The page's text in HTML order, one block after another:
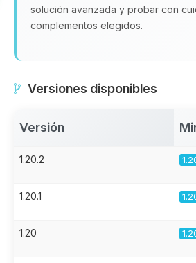
solución avanzada y probar con
complementos elegidos.
Versiones disponibles
Versión
1.20.2
1.20.1
1.20